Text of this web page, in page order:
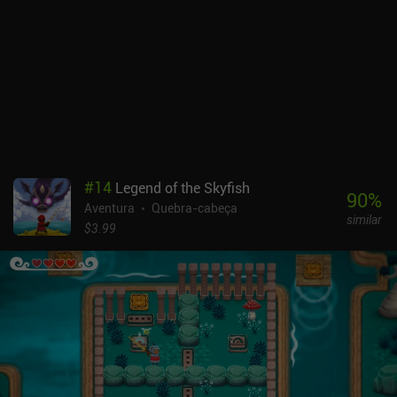
necessário para concluir o jogo com sucesso.
#14 Legend of the Skyfish
Aventura
Quebra-cabeça
$3.99
90%
similar